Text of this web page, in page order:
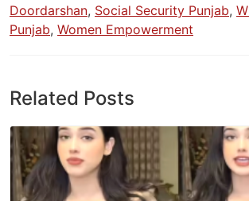
Doordarshan, Social Security Punjab,
Punjab, Women Empowerment
Related Posts